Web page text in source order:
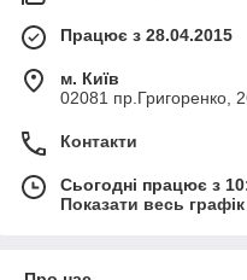
Працює з 28.04.2015
м. Київ
02081 пр.Григоренко,
Контакти
Сьогодні працює з
Показати весь